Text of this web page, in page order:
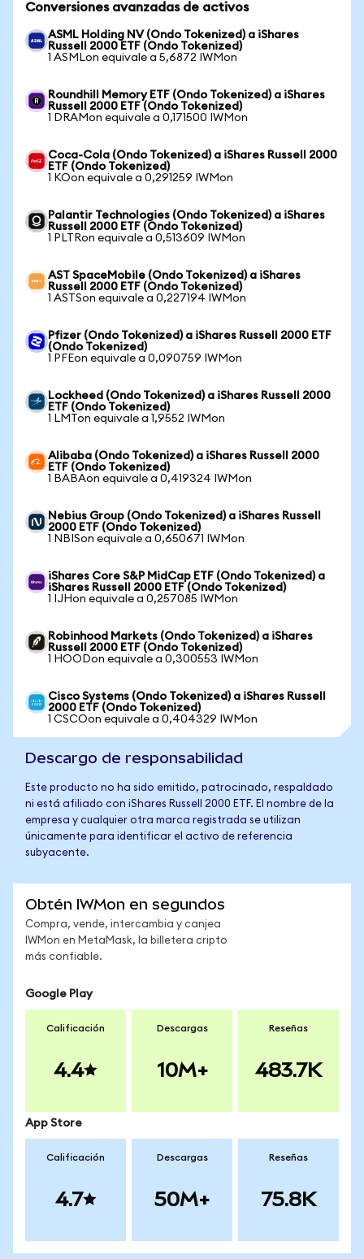
Conversiones avanzadas de activos
ASML Holding NV (Ondo Tokenized) a iShares
Russell 2000 ETF (Ondo Tokenized)
1 ASMLon equivale a 5,6872 IWMon
Roundhill Memory ETF (Ondo Tokenized) a iShares
Russell 2000 ETF (Ondo Tokenized)
1 DRAMon equivale a 0,171500 IWMon
Coca-Cola (Ondo Tokenized) a iShares Russell 2000
ETF (Ondo Tokenized)
1 KOon equivale a 0,291259 IWMon
Palantir Technologies (Ondo Tokenized) a iShares
Russell 2000 ETF (Ondo Tokenized)
1 PLTRon equivale a 0,513609 IWMon
AST SpaceMobile (Ondo Tokenized) a iShares
Russell 2000 ETF (Ondo Tokenized)
1 ASTSon equivale a 0,227194 IWMon
Pfizer (Ondo Tokenized) a iShares Russell 2000 ETF
(Ondo Tokenized)
1 PFEon equivale a 0,090759 IWMon
Lockheed (Ondo Tokenized) a iShares Russell 2000
ETF (Ondo Tokenized)
1 LMTon equivale a 1,9552 IWMon
Alibaba (Ondo Tokenized) a iShares Russell 2000
ETF (Ondo Tokenized)
1 BABAon equivale a 0,419324 IWMon
Nebius Group (Ondo Tokenized) a iShares Russell
2000 ETF (Ondo Tokenized)
1 NBISon equivale a 0,650671 IWMon
iShares Core S&P MidCap ETF (Ondo Tokenized) a
iShares Russell 2000 ETF (Ondo Tokenized)
1 IJHon equivale a 0,257085 IWMon
Robinhood Markets (Ondo Tokenized) a iShares
Russell 2000 ETF (Ondo Tokenized)
1 HOODon equivale a 0,300553 IWMon
Cisco Systems (Ondo Tokenized) a iShares Russell
2000 ETF (Ondo Tokenized)
1 CSCOon equivale a 0,404329 IWMon
Descargo de responsabilidad
Este producto no ha sido emitido, patrocinado, respaldado
ni está afiliado con iShares Russell 2000 ETF. El nombre de la
empresa y cualquier otra marca registrada se utilizan
únicamente para identificar el activo de referencia
subyacente.
Obtén IWMon en segundos
Compra, vende, intercambia y canjea
IWMon en MetaMask, la billetera cripto
más confiable.
Google Play
Calificación
4.4
Descargas
10M+
Reseñas
483.7K
App Store
Calificación
4.7
Descargas
50M+
Reseñas
75.8K